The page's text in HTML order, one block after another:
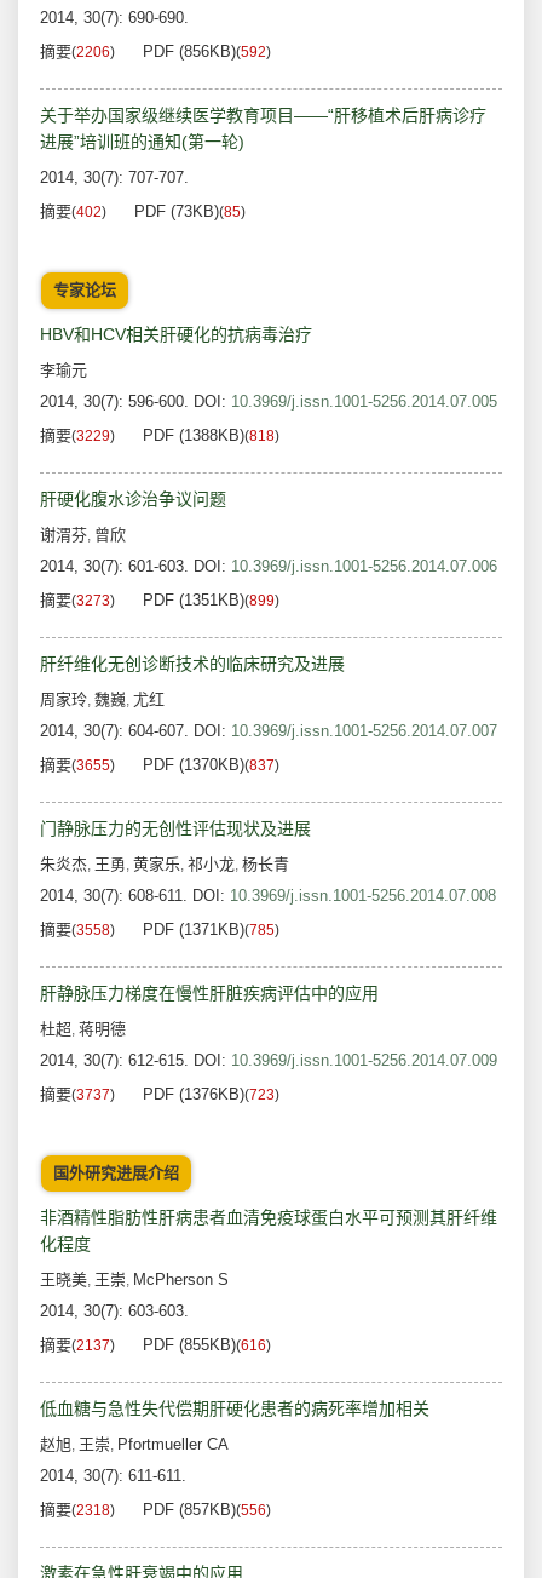
2014, 30(7): 690-690.
摘要(2206) PDF (856KB)(592)
关于举办国家级继续医学教育项目——“肝移植术后肝病诊疗
进展”培训班的通知(第一轮)
2014, 30(7): 707-707.
摘要(402) PDF (73KB)(85)
专家论坛
HBV和HCV相关肝硬化的抗病毒治疗
李瑜元
2014, 30(7): 596-600. DOI: 10.3969/j.issn.1001-5256.2014.07.005
摘要(3229) PDF (1388KB)(818)
肝硬化腹水诊治争议问题
谢渭芬, 曾欣
2014, 30(7): 601-603. DOI: 10.3969/j.issn.1001-5256.2014.07.006
摘要(3273) PDF (1351KB)(899)
肝纤维化无创诊断技术的临床研究及进展
周家玲, 魏巍, 尤红
2014, 30(7): 604-607. DOI: 10.3969/j.issn.1001-5256.2014.07.007
摘要(3655) PDF (1370KB)(837)
门静脉压力的无创性评估现状及进展
朱炎杰, 王勇, 黄家乐, 祁小龙, 杨长青
2014, 30(7): 608-611. DOI: 10.3969/j.issn.1001-5256.2014.07.008
摘要(3558) PDF (1371KB)(785)
肝静脉压力梯度在慢性肝脏疾病评估中的应用
杜超, 蒋明德
2014, 30(7): 612-615. DOI: 10.3969/j.issn.1001-5256.2014.07.009
摘要(3737) PDF (1376KB)(723)
国外研究进展介绍
非酒精性脂肪性肝病患者血清免疫球蛋白水平可预测其肝纤维
化程度
王晓美, 王崇, McPherson S
2014, 30(7): 603-603.
摘要(2137) PDF (855KB)(616)
低血糖与急性失代偿期肝硬化患者的病死率增加相关
赵旭, 王崇, Pfortmueller CA
2014, 30(7): 611-611.
摘要(2318) PDF (857KB)(556)
激素在急性肝衰竭中的应用